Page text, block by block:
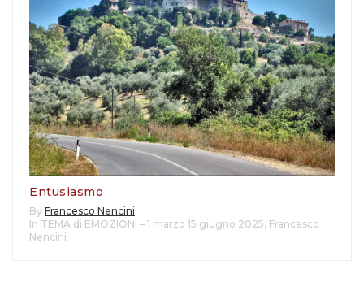
Entusiasmo
By Francesco Nencini
In TEMA di EMOZIONI – 1 marzo 15 giugno 2025, Francesco
Nencini